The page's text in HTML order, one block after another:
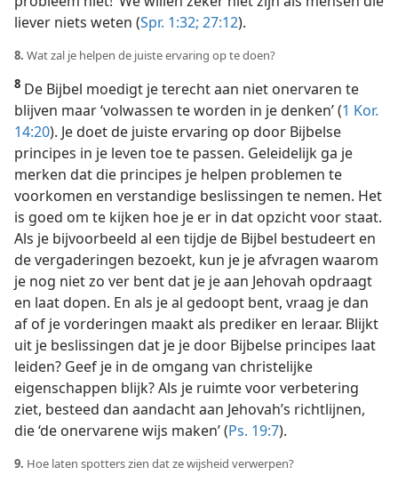
liever niets weten (Spr. 1:32; 27:12).
8. Wat zal je helpen de juiste ervaring op te doen?
8 De Bijbel moedigt je terecht aan niet onervaren te
blijven maar ‘volwassen te worden in je denken’ (1 Kor.
14:20). Je doet de juiste ervaring op door Bijbelse
principes in je leven toe te passen. Geleidelijk ga je
merken dat die principes je helpen problemen te
voorkomen en verstandige beslissingen te nemen. Het
is goed om te kijken hoe je er in dat opzicht voor staat.
Als je bijvoorbeeld al een tijdje de Bijbel bestudeert en
de vergaderingen bezoekt, kun je je afvragen waarom
je nog niet zo ver bent dat je je aan Jehovah opdraagt
en laat dopen. En als je al gedoopt bent, vraag je dan
af of je vorderingen maakt als prediker en leraar. Blijkt
uit je beslissingen dat je je door Bijbelse principes laat
leiden? Geef je in de omgang van christelijke
eigenschappen blijk? Als je ruimte voor verbetering
ziet, besteed dan aandacht aan Jehovah’s richtlijnen,
die ‘de onervarene wijs maken’ (Ps. 19:7).
9. Hoe laten spotters zien dat ze wijsheid verwerpen?